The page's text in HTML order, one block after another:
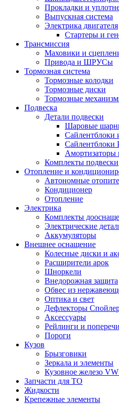
Прокладки и
Выпускная система
Электрика двигателя
Стартеры и
Трансмиссия
Маховики и
Привода и ШРУСы
Тормозная система
Тормозные колодки
Тормозные диски
Тормозные
Подвеска
Детали подвески
Шаровые
Сайлентблоки
Сайлентблоки
Комплекты подвески
Отопление и
Автономные
Кондиционер
Отопление
Электрика
Комплекты
Электрические
Аккумуляторы
Внешнее оснащение
Колесные диски и
Расширители арок
Шноркели
Внедорожная защита
Обвес из
Оптика и свет
Дефлекторы
Аксессуары
Рейлинги и
Пороги
Кузов
Брызговики
Зеркала и элементы
Кузовное железо
Запчасти для ТО
Жидкости
Крепежные элементы